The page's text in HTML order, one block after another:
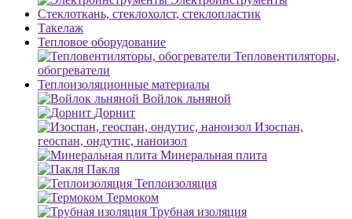
Стеклоткань, стеклохолст, стеклопластик
Такелаж
Тепловое оборудование
Тепловентиляторы,
обогреватели
Теплоизоляционные материалы
Войлок льняной
Дорнит
Изоспан,
геоспан, ондутис, наноизол
Минеральная плита
Пакля
Теплоизоляция
Термоком
Трубная изоляция